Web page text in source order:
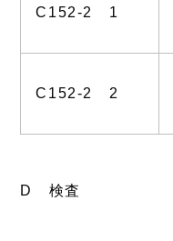
C152-2 1
C152-2 2
D 検査